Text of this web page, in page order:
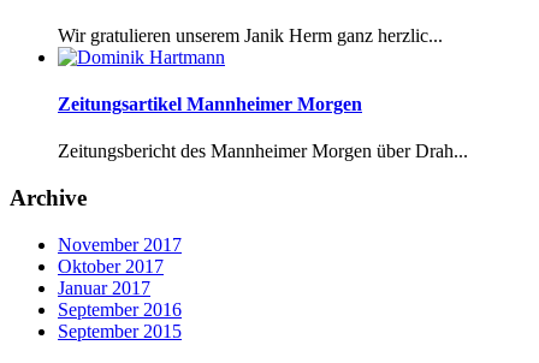
Wir gratulieren unserem Janik Herm ganz herzlic...
Zeitungsartikel Mannheimer Morgen
Zeitungsbericht des Mannheimer Morgen über Drah...
Archive
November 2017
Oktober 2017
Januar 2017
September 2016
September 2015